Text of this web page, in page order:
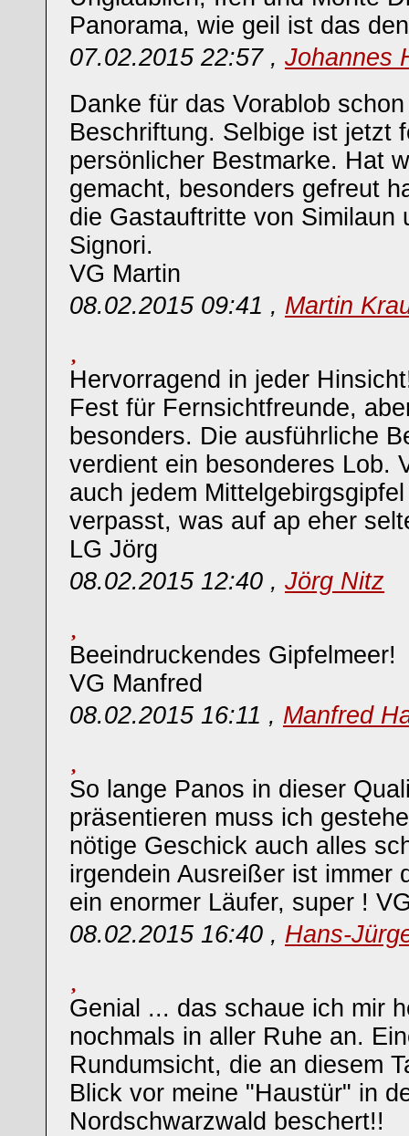
Panorama, wie geil ist das
07.02.2015 22:57 , Johannes
Danke für das Vorablob
Beschriftung. Selbige ist jetzt
persönlicher Bestmarke. Hat
gemacht, besonders gefreut
die Gastauftritte von Similaun
Signori.
VG Martin
08.02.2015 09:41 , Martin
Hervorragend in jeder
Fest für Fernsichtfreunde,
besonders. Die ausführliche
verdient ein besonderes Lob.
auch jedem
verpasst, was auf ap eher
LG Jörg
08.02.2015 12:40 , Jörg Nitz
Beeindruckendes Gipfelmeer!
VG Manfred
08.02.2015 16:11 , Manfred
So lange Panos in dieser
präsentieren muss ich
nötige Geschick auch alles
irgendein Ausreißer ist immer
ein enormer Läufer, super !
08.02.2015 16:40 , Hans-
Genial ... das schaue ich mir
nochmals in aller Ruhe an.
Rundumsicht, die an diesem
Blick vor meine "Haustür" in
Nordschwarzwald beschert!!